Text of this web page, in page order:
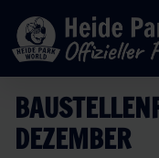
DEZEMBER